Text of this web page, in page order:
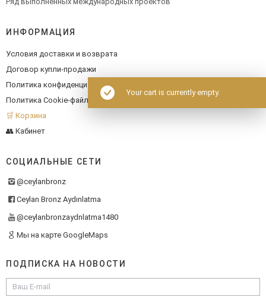
Your cart is currently empty.
ИНФОРМАЦИЯ
Условия доставки и возврата
Договор купли-продажи
Политика конфиденциальности
Политика Cookie-файлов
🛒 Корзина
👥 Кабинет
СОЦИАЛЬНЫЕ СЕТИ
@ceylanbronz
Ceylan Bronz Aydınlatma
@ceylanbronzaydnlatma1480
Мы на карте GoogleMaps
ПОДПИСКА НА НОВОСТИ